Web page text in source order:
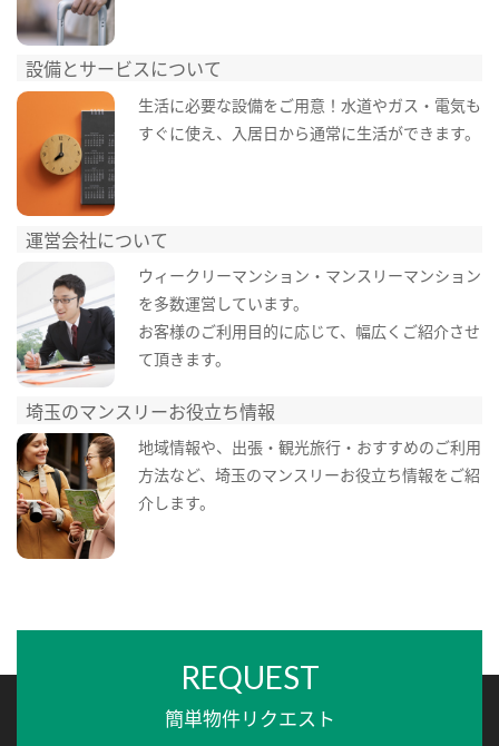
設備とサービスについて
生活に必要な設備をご用意！水道やガス・電気も
すぐに使え、入居日から通常に生活ができます。
運営会社について
ウィークリーマンション・マンスリーマンション
を多数運営しています。
お客様のご利用目的に応じて、幅広くご紹介させ
て頂きます。
埼玉のマンスリーお役立ち情報
地域情報や、出張・観光旅行・おすすめのご利用
方法など、埼玉のマンスリーお役立ち情報をご紹
介します。
REQUEST
簡単物件リクエスト